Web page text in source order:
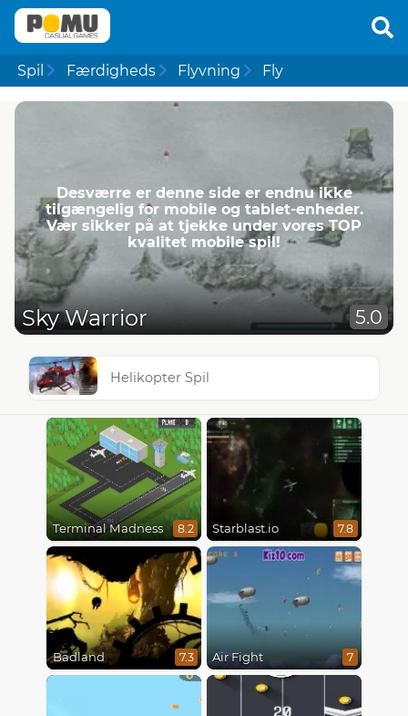
Spil Færdigheds Flyvning Fly
Desværre er denne side er endnu ikke
tilgængelig for mobile og tablet-enheder.
Vær sikker på at tjekke under vores TOP
kvalitet mobile spil!
Sky Warrior 5.0
Helikopter Spil
Terminal Madness 8.2 Starblast.io 7.8
Badland 7.3 Air Fight 7